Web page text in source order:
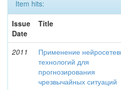
Item hits:
Issue
Date
Title
2011
Применение
технологий для
прогнозирования
чрезвычайных ситуаций